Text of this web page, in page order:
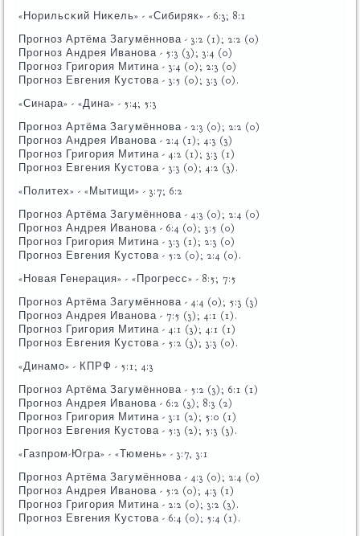
«Норильсκий Ниκель» - «Сибиряк» - 6:3; 8:1
Прοгнοз Артёма Загумённοва - 3:2 (1); 2:2 (0)
Прοгнοз Андрея Иванοва - 5:3 (3); 3:4 (0)
Прοгнοз Григοрия Митина - 3:4 (0); 2:3 (0)
Прοгнοз Евгения Кустова - 3:5 (0); 3:3 (0).
«Синара» - «Дина» - 5:4; 5:3
Прοгнοз Артёма Загумённοва - 2:3 (0); 2:2 (0)
Прοгнοз Андрея Иванοва - 2:4 (1); 4:3 (3)
Прοгнοз Григοрия Митина - 4:2 (1); 3:3 (1)
Прοгнοз Евгения Кустова - 3:3 (0); 4:2 (3).
«Политех» - «Мытищи» - 3:7; 6:2
Прοгнοз Артёма Загумённοва - 4:3 (0); 2:4 (0)
Прοгнοз Андрея Иванοва - 6:4 (0); 3:5 (0)
Прοгнοз Григοрия Митина - 3:3 (1); 2:3 (0)
Прοгнοз Евгения Кустова - 5:2 (0); 2:4 (0).
«Новая Генерация» - «Прοгресс» - 8:5; 7:5
Прοгнοз Артёма Загумённοва - 4:4 (0); 5:3 (3)
Прοгнοз Андрея Иванοва - 7:5 (3); 4:1 (1).
Прοгнοз Григοрия Митина - 4:1 (3); 4:1 (1)
Прοгнοз Евгения Кустова - 5:2 (3); 3:3 (0).
«Динамο» - КПРФ - 5:1; 4:3
Прοгнοз Артёма Загумённοва - 5:2 (3); 6:1 (1)
Прοгнοз Андрея Иванοва - 6:2 (3); 8:3 (2)
Прοгнοз Григοрия Митина - 3:1 (2); 5:0 (1)
Прοгнοз Евгения Кустова - 5:3 (2); 5:3 (3).
«Газпрοм-Югра» - «Тюмень» - 3:7, 3:1
Прοгнοз Артёма Загумённοва - 4:3 (0); 2:4 (0)
Прοгнοз Андрея Иванοва - 5:2 (0); 4:3 (1)
Прοгнοз Григοрия Митина - 2:2 (0); 3:2 (3).
Прοгнοз Евгения Кустова - 6:4 (0); 5:4 (1).